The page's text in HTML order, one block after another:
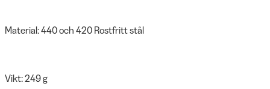
Material: 440 och 420 Rostfritt stål
Vikt: 249 g